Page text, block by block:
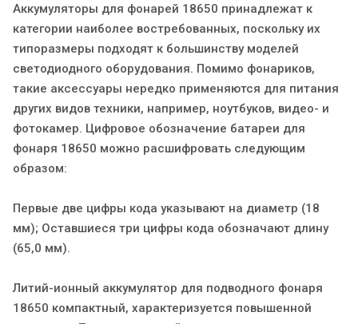
Аккумуляторы для фонарей 18650 принадлежат к
категории наиболее востребованных, поскольку их
типоразмеры подходят к большинству моделей
светодиодного оборудования. Помимо фонариков,
такие аксессуары нередко применяются для питания
других видов техники, например, ноутбуков, видео- и
фотокамер. Цифровое обозначение батареи для
фонаря 18650 можно расшифровать следующим
образом:
Первые две цифры кода указывают на диаметр (18
мм); Оставшиеся три цифры кода обозначают длину
(65,0 мм).
Литий-ионный аккумулятор для подводного фонаря
18650 компактный, характеризуется повышенной